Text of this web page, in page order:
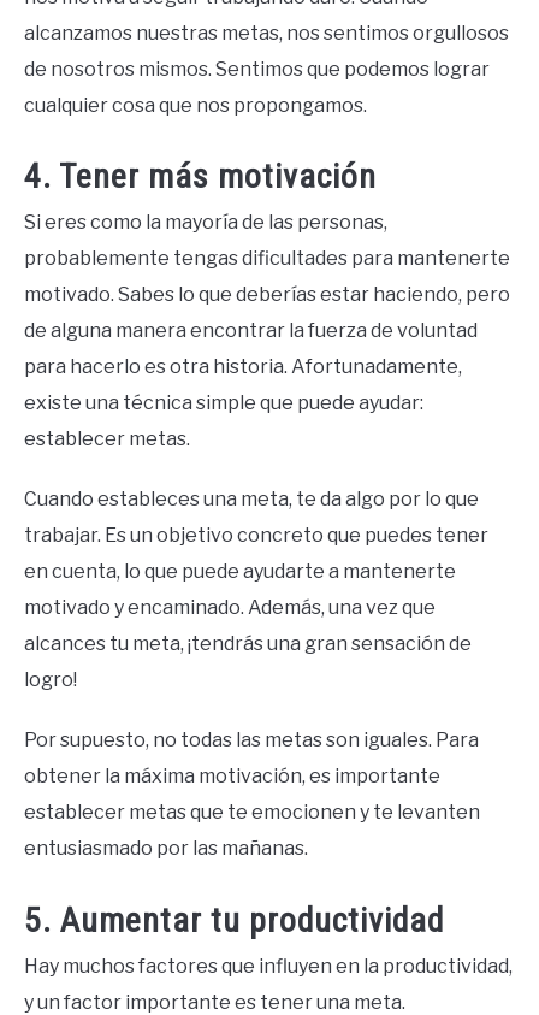
alcanzamos nuestras metas, nos sentimos orgullosos
de nosotros mismos. Sentimos que podemos lograr
cualquier cosa que nos propongamos.
4. Tener más motivación
Si eres como la mayoría de las personas,
probablemente tengas dificultades para mantenerte
motivado. Sabes lo que deberías estar haciendo, pero
de alguna manera encontrar la fuerza de voluntad
para hacerlo es otra historia. Afortunadamente,
existe una técnica simple que puede ayudar:
establecer metas.
Cuando estableces una meta, te da algo por lo que
trabajar. Es un objetivo concreto que puedes tener
en cuenta, lo que puede ayudarte a mantenerte
motivado y encaminado. Además, una vez que
alcances tu meta, ¡tendrás una gran sensación de
logro!
Por supuesto, no todas las metas son iguales. Para
obtener la máxima motivación, es importante
establecer metas que te emocionen y te levanten
entusiasmado por las mañanas.
5. Aumentar tu productividad
Hay muchos factores que influyen en la productividad,
y un factor importante es tener una meta.